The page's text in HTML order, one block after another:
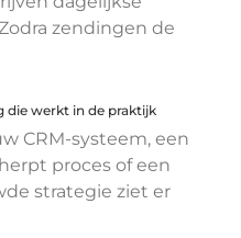
zendingen de
die werkt in de praktijk
CRM-systeem, een
proces of een
strategie ziet er